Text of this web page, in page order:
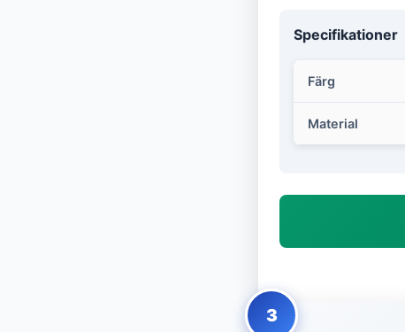
Specifikationer
Färg
Material
3